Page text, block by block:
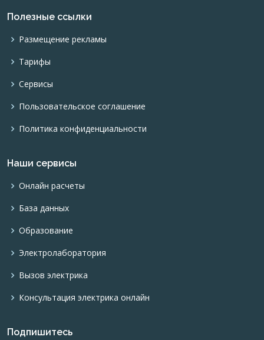
Полезные ссылки
Размещение рекламы
Тарифы
Сервисы
Пользовательское соглашение
Политика конфиденциальности
Наши сервисы
Онлайн расчеты
База данных
Образование
Электролаборатория
Вызов электрика
Консультация электрика онлайн
Подпишитесь